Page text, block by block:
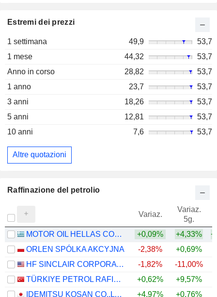
Estremi dei prezzi
1 settimana 49,9
53,7
1 mese
44,32
53,7
Anno in corso
28,82
53,7
1 anno
23,7
53,7
3 anni
18,26
53,7
5 anni
12,81
53,7
10 anni
7,6 53,7
Altre quotazioni
Raffinazione del petrolio
Variaz.
Variaz.
5g.
MOTOR OIL HELLAS CORINTH REFINERIES S.A. +0,09% +4,33%
ORLEN SPÓLKA AKCYJNA
-2,38% +0,69%
HF SINCLAIR CORPORATION
-1,82% -11,00%
TÜRKIYE PETROL RAFINERILERI
+0,62% +9,57%
IDEMITSU KOSAN CO.,LTD.
+4,97% +0,76%